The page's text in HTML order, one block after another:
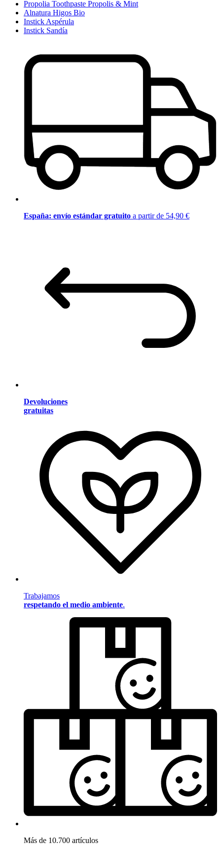
Propolia Toothpaste Propolis & Mint
Alnatura Higos Bio
Instick Aspérula
Instick Sandía
España: envío estándar gratuito a partir de 54,90 €
Devoluciones
gratuitas
Trabajamos
respetando el medio ambiente.
Más de 10.700 artículos